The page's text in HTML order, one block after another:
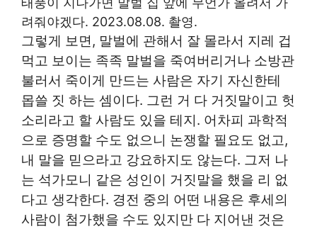
려줘야겠다. 2023.08.08. 촬영.
그렇게 보면, 말벌에 관해서 잘 몰라서 지레 겁
먹고 보이는 족족 말벌을 죽여버리거나 소방관
불러서 죽이게 만드는 사람은 자기 자신한테
몹쓸 짓 하는 셈이다. 그런 거 다 거짓말이고 헛
소리라고 할 사람도 있을 테지. 어차피 과학적
으로 증명할 수도 없으니 논쟁할 필요도 없고,
내 말을 믿으라고 강요하지도 않는다. 그저 나
는 석가모니 같은 성인이 거짓말을 했을 리 없
다고 생각한다. 경전 중의 어떤 내용은 후세의
사람이 첨가했을 수도 있지만 다 지어낸 것은